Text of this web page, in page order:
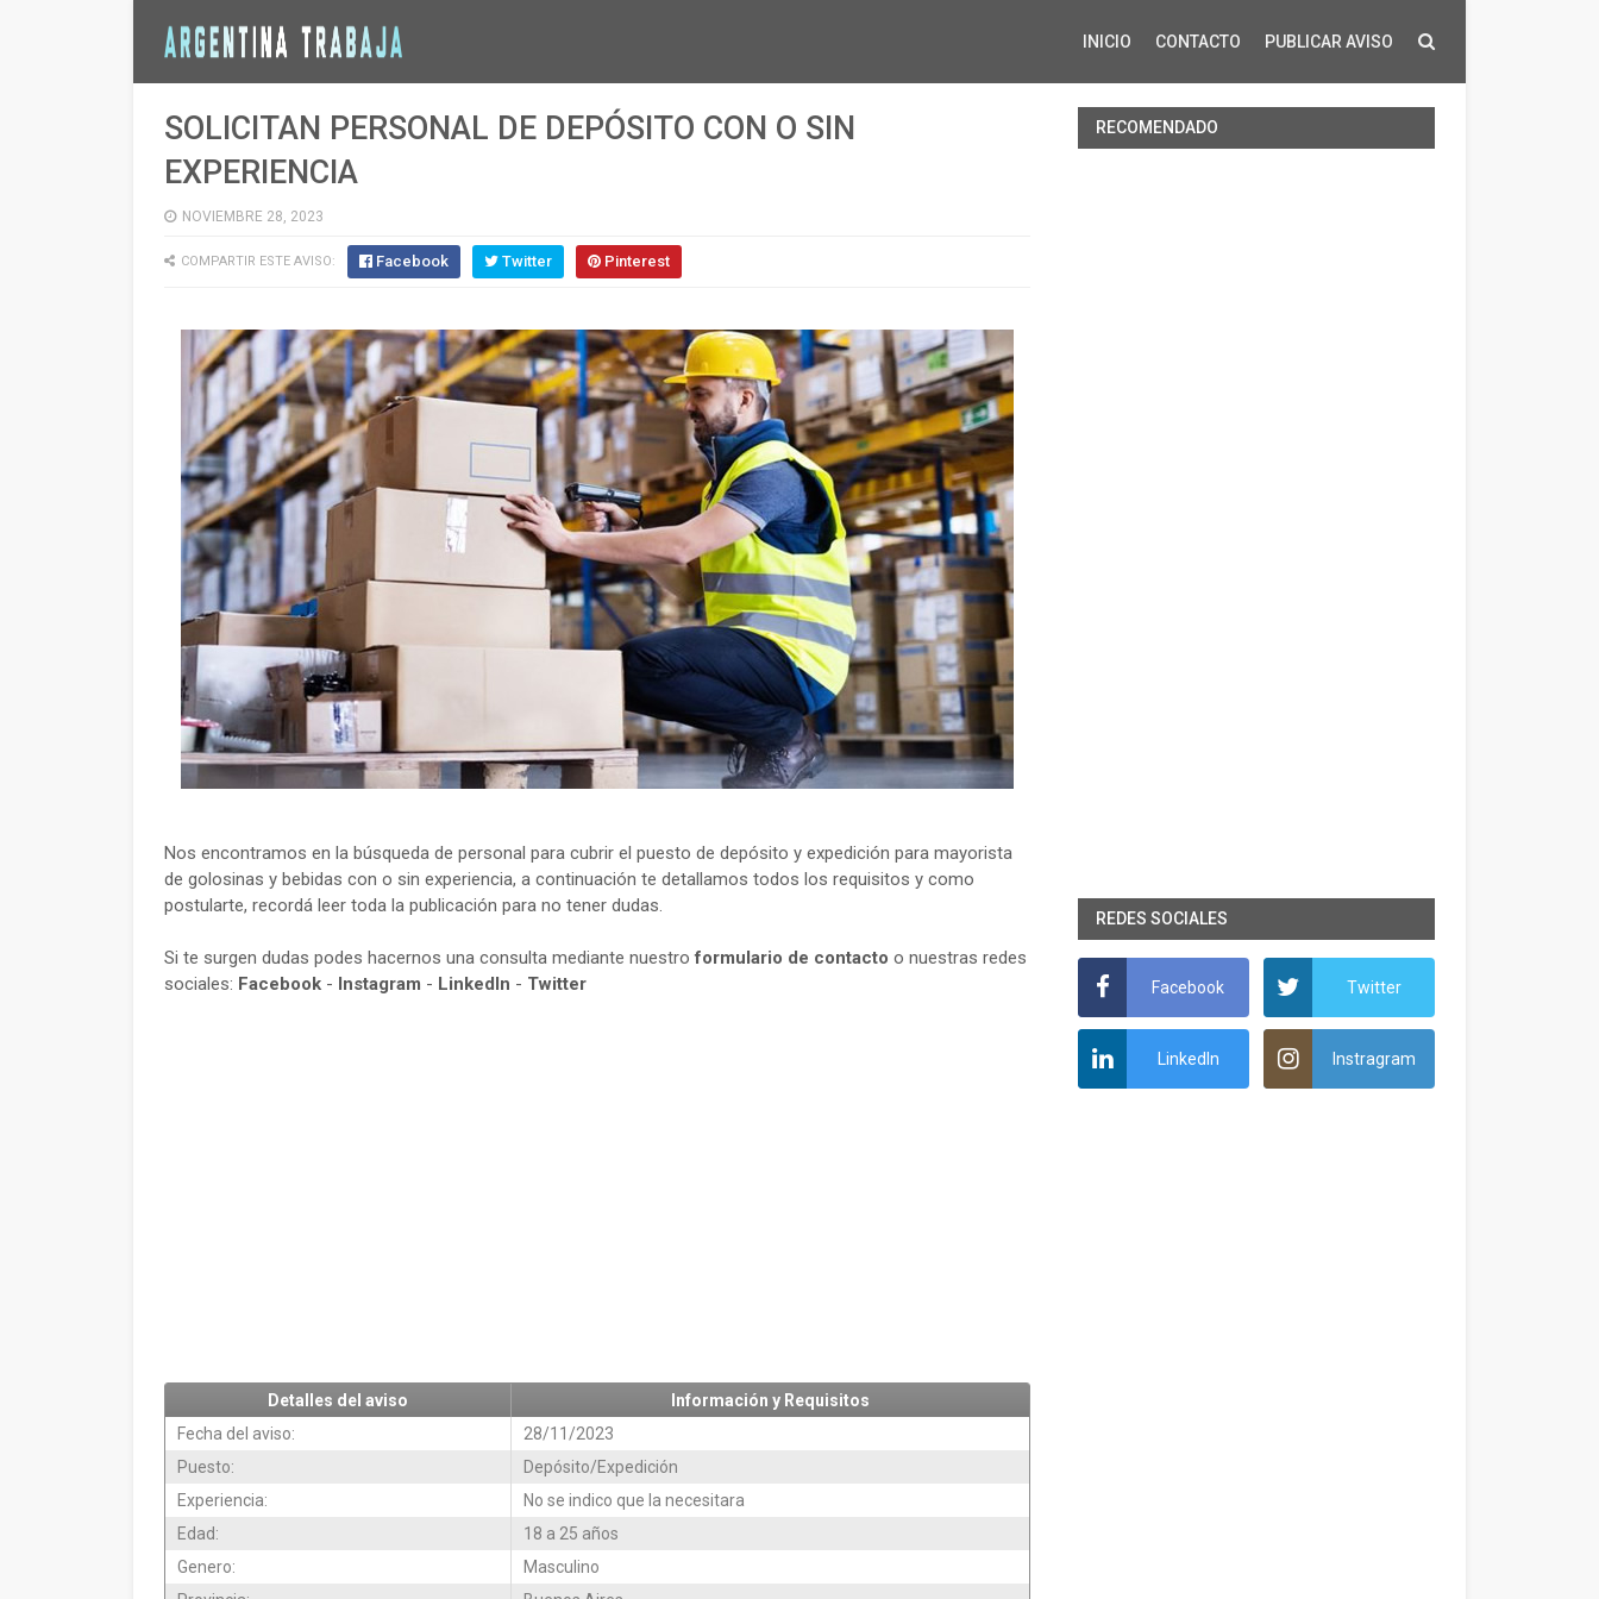
INICIO CONTACTO PUBLICAR AVISO
SOLICITAN PERSONAL DE DEPÓSITO CON O SIN
EXPERIENCIA
NOVIEMBRE 28, 2023
COMPARTIR ESTE AVISO: Facebook Twitter Pinterest
Nos encontramos en la búsqueda de personal para cubrir el puesto de depósito y expedición para mayorista
de golosinas y bebidas con o sin experiencia, a continuación te detallamos todos los requisitos y como
postularte, recordá leer toda la publicación para no tener dudas.
Si te surgen dudas podes hacernos una consulta mediante nuestroformulario de contacto o nuestras redes
sociales: Facebook - Instagram - LinkedIn - Twitter
Detalles del aviso
Información y Requisitos
Fecha del aviso:
28/11/2023
Puesto:
Depósito/Expedición
Experiencia:
No se indico que la necesitara
Edad:
18 a 25 años
Genero:
Masculino
RECOMENDADO
REDES SOCIALES
Facebook Twitter
LinkedIn Instragram